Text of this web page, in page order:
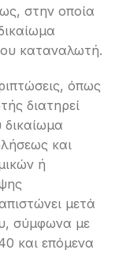
στην οποία
καταναλωτή.
όπως
διατηρεί
δικαίωμα
και
ή
μετά
σύμφωνα με
και επόμενα